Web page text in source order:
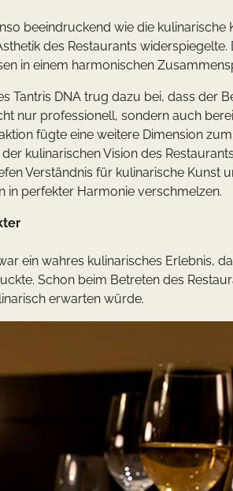
beeindruckend wie die kulinarische
des Restaurants widerspiegelte.
in einem harmonischen
Tantris DNA trug dazu bei, dass der
nur professionell, sondern auch
fügte eine weitere Dimension
kulinarischen Vision des
Verständnis für kulinarische Kunst
in perfekter Harmonie verschmelzen.
ein wahres kulinarisches Erlebnis,
Schon beim Betreten des
erwarten würde.